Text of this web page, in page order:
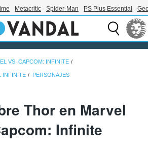
Metacritic Spider-Man PS Plus Essential
VS. CAPCOM: INFINITE
INFINITE PERSONAJES
Thor en Marvel
Infinite